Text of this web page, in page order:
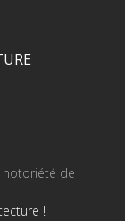
notoriété de
!